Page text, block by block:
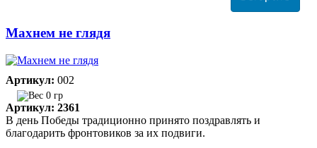
Махнем не глядя
Артикул: 002
0 гр
Артикул: 2361
В день Победы традиционно принято поздравлять и
благодарить фронтовиков за их подвиги.